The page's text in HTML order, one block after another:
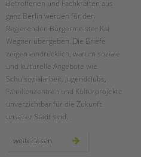
Betroffenen und Fachkräften aus
ganz Berlin werden für den
Regierenden Bürgermeister Kai
Wegner übergeben. Die Briefe
zeigen eindrücklich, warum soziale
und kulturelle Angebote wie
Schulsozialarbeit, Jugendclubs,
Familienzentren und Kulturprojekte
unverzichtbar für die Zukunft
unserer Stadt sind.
weiterlesen